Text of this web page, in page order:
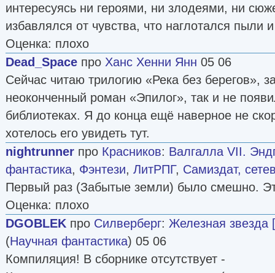
интересуясь ни героями, ни злодеями, ни
избавлялся от чувства, что наглотался пыли
Оценка: плохо
Dead_Space про Ханс Хенни Янн 05 06
Сейчас читаю трилогию «Река без берегов»,
неоконченный роман «Эпилог», так и не
библиотеках. Я до конца ещё наверное не
хотелось его увидеть тут.
nightrunner про Красников: Валгалла VII.
фантастика, Фэнтези, ЛитРПГ, Самиздат,
Первый раз (Забытые земли) было смешно.
Оценка: плохо
DGOBLEK про Силверберг: Железная звезда
(Научная фантастика) 05 06
Компиляция! В сборнике отсутствует -